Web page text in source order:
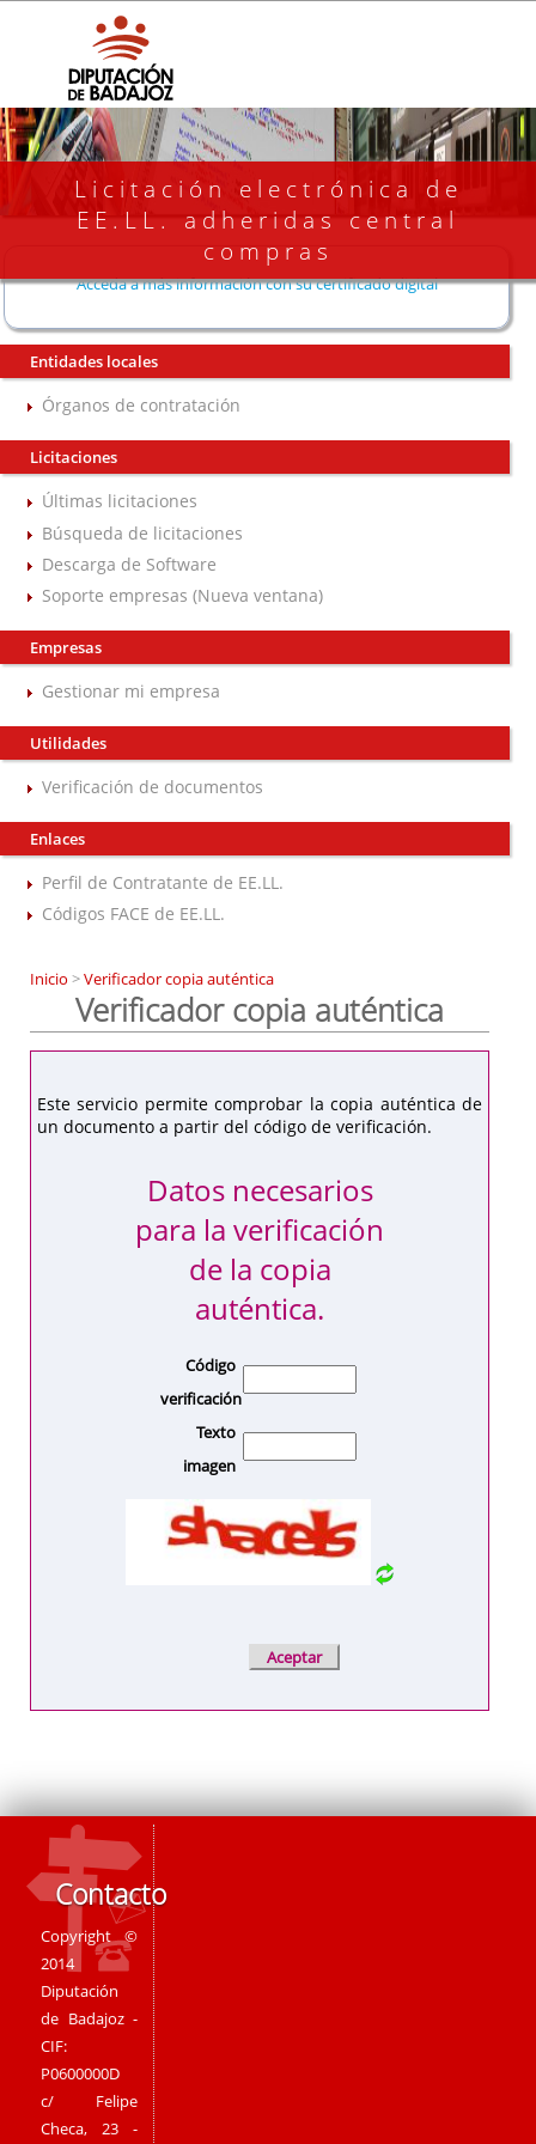
Licitación electrónica de
EE.LL. adheridas central
compras
Acceda a más información con su certificado digital
Entidades locales
Órganos de contratación
Licitaciones
Últimas licitaciones
Búsqueda de licitaciones
Descarga de Software
Soporte empresas (Nueva ventana)
Empresas
Gestionar mi empresa
Utilidades
Verificación de documentos
Enlaces
Perfil de Contratante de EE.LL.
Códigos FACE de EE.LL.
Inicio >Verificador copia auténtica
Verificador copia auténtica
Este servicio permite comprobar la copia auténtica de
un documento a partir del código de verificación.
Datos necesarios
para la verificación
de la copia
auténtica.
Código
verificación
Texto
imagen
Contacto
Copyright ©
2014
Diputación
de Badajoz -
CIF:
P0600000D
c/ Felipe
Checa, 23 -